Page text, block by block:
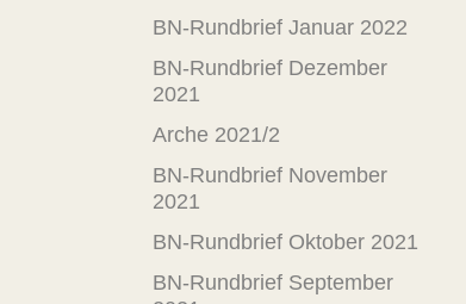
BN-Rundbrief Januar 2022
BN-Rundbrief Dezember
2021
Arche 2021/2
BN-Rundbrief November
2021
BN-Rundbrief Oktober 2021
BN-Rundbrief September